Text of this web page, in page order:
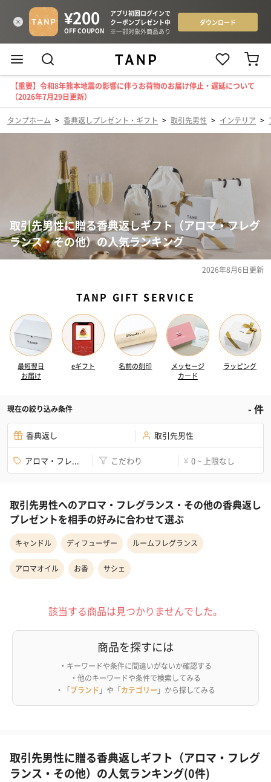
【重要】令和8年熊本地震の影響に伴うお荷物のお届け停止・遅延について
（2026年7月29日更新）
タンプホーム > 香典返しプレゼント・ギフト > 取引先男性 > インテリア >
取引先男性に贈る香典返しギフト（アロマ・フレグ
ランス・その他）の人気ランキング
2026年8月6日更新
TANP GIFT SERVICE
最短翌日
お届け
eギフト 名前の刻印
メッセージ
カード
ラッピング
現在の絞り込み条件 -件
香典返し 取引先男性
アロマ・フレ... こだわり ¥ 0 ~ 上限なし
取引先男性へのアロマ・フレグランス・その他の香典返し
プレゼントを相手の好みに合わせて選ぶ
キャンドル ディフューザー ルームフレグランス
アロマオイル お香 サシェ
該当する商品は見つかりませんでした。
商品を探すには
・キーワードや条件に間違いがないか確認する
・他のキーワードや条件で検索してみる
・「ブランド 」や「カテゴリー 」から探してみる
取引先男性に贈る香典返しギフト（アロマ・フレグ
ランス・その他）の人気ランキング(0件)